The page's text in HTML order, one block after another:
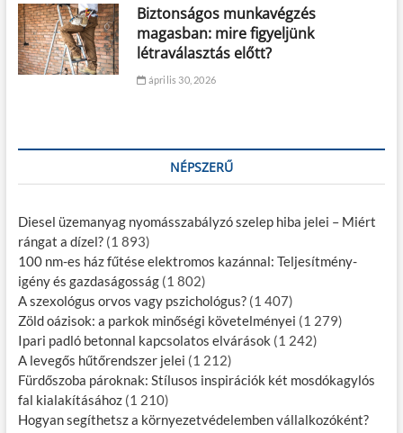
Biztonságos munkavégzés
magasban: mire figyeljünk
létraválasztás előtt?
április 30, 2026
NÉPSZERŰ
Diesel üzemanyag nyomásszabályzó szelep hiba jelei – Miért
rángat a dízel? (1 893)
100 nm-es ház fűtése elektromos kazánnal: Teljesítmény-
igény és gazdaságosság (1 802)
A szexológus orvos vagy pszichológus? (1 407)
Zöld oázisok: a parkok minőségi követelményei (1 279)
Ipari padló betonnal kapcsolatos elvárások (1 242)
A levegős hűtőrendszer jelei (1 212)
Fürdőszoba pároknak: Stílusos inspirációk két mosdókagylós
fal kialakításához (1 210)
Hogyan segíthetsz a környezetvédelemben vállalkozóként?